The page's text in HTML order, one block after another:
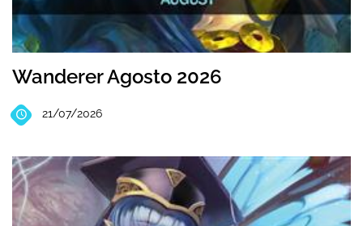
Wanderer Agosto 2026
21/07/2026